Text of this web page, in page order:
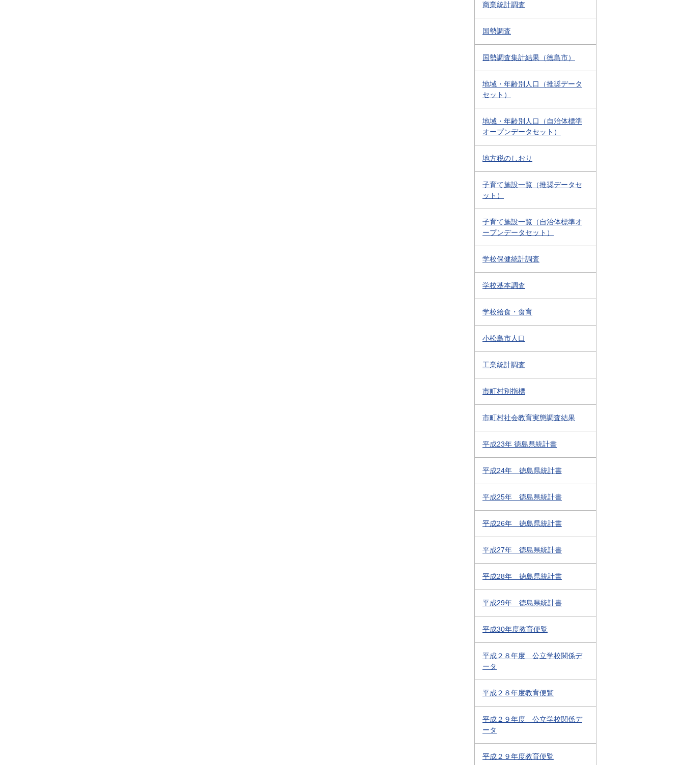
商業統計調査
国勢調査
国勢調査集計結果（徳島市）
地域・年齢別人口（推奨データ
セット）
地域・年齢別人口（自治体標準
オープンデータセット）
地方税のしおり
子育て施設一覧（推奨データセ
ット）
子育て施設一覧（自治体標準オ
ープンデータセット）
学校保健統計調査
学校基本調査
学校給食・食育
小松島市人口
工業統計調査
市町村別指標
市町村社会教育実態調査結果
平成23年 徳島県統計書
平成24年 徳島県統計書
平成25年 徳島県統計書
平成26年 徳島県統計書
平成27年 徳島県統計書
平成28年 徳島県統計書
平成29年 徳島県統計書
平成30年度教育便覧
平成２８年度 公立学校関係デ
ータ
平成２８年度教育便覧
平成２９年度 公立学校関係デ
ータ
平成２９年度教育便覧